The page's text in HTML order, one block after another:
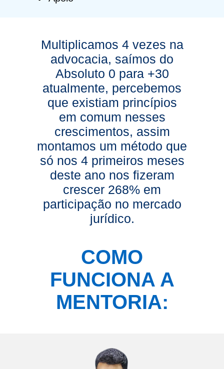
Multiplicamos 4 vezes na
advocacia, saímos do
Absoluto 0 para +30
atualmente, percebemos
que existiam princípios
em comum nesses
crescimentos, assim
montamos um método que
só nos 4 primeiros meses
deste ano nos fizeram
crescer 268% em
participação no mercado
jurídico.
COMO
FUNCIONA A
MENTORIA: